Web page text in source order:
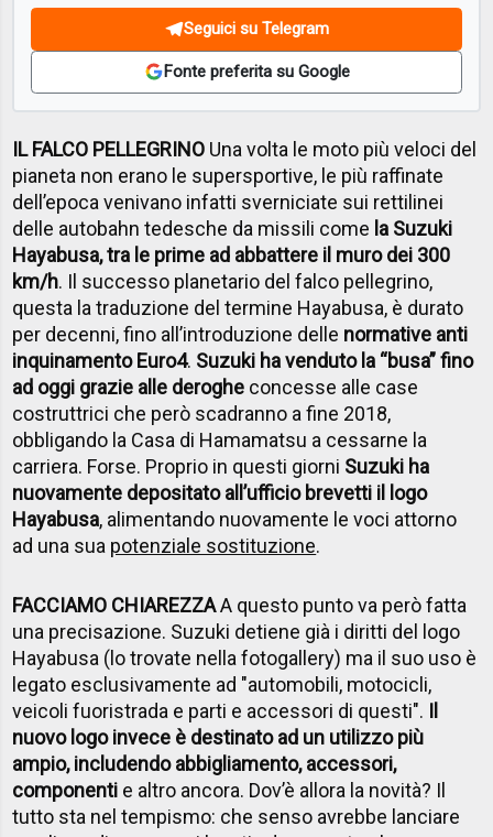
Seguici su Telegram
Fonte preferita su Google
IL FALCO PELLEGRINO Una volta le moto più veloci del
pianeta non erano le supersportive, le più raffinate
dell’epoca venivano infatti sverniciate sui rettilinei
delle autobahn tedesche da missili come la Suzuki
Hayabusa, tra le prime ad abbattere il muro dei 300
km/h. Il successo planetario del falco pellegrino,
questa la traduzione del termine Hayabusa, è durato
per decenni, fino all’introduzione delle normative anti
inquinamento Euro4. Suzuki ha venduto la “busa” fino
ad oggi grazie alle deroghe concesse alle case
costruttrici che però scadranno a fine 2018,
obbligando la Casa di Hamamatsu a cessarne la
carriera. Forse. Proprio in questi giorni Suzuki ha
nuovamente depositato all’ufficio brevetti il logo
Hayabusa, alimentando nuovamente le voci attorno
ad una sua potenziale sostituzione.
FACCIAMO CHIAREZZAA questo punto va però fatta
una precisazione. Suzuki detiene già i diritti del logo
Hayabusa (lo trovate nella fotogallery) ma il suo uso è
legato esclusivamente ad "automobili, motocicli,
veicoli fuoristrada e parti e accessori di questi". Il
nuovo logo invece è destinato ad un utilizzo più
ampio, includendo abbigliamento, accessori,
componenti e altro ancora. Dov’è allora la novità? Il
tutto sta nel tempismo: che senso avrebbe lanciare